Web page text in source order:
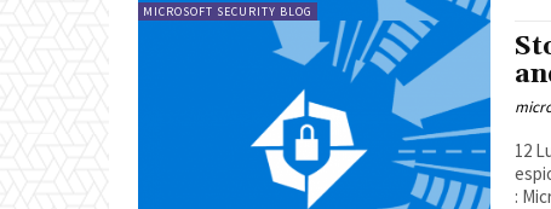
MICROSOFT SECURITY BLOG
12 Luglio
espionage
: